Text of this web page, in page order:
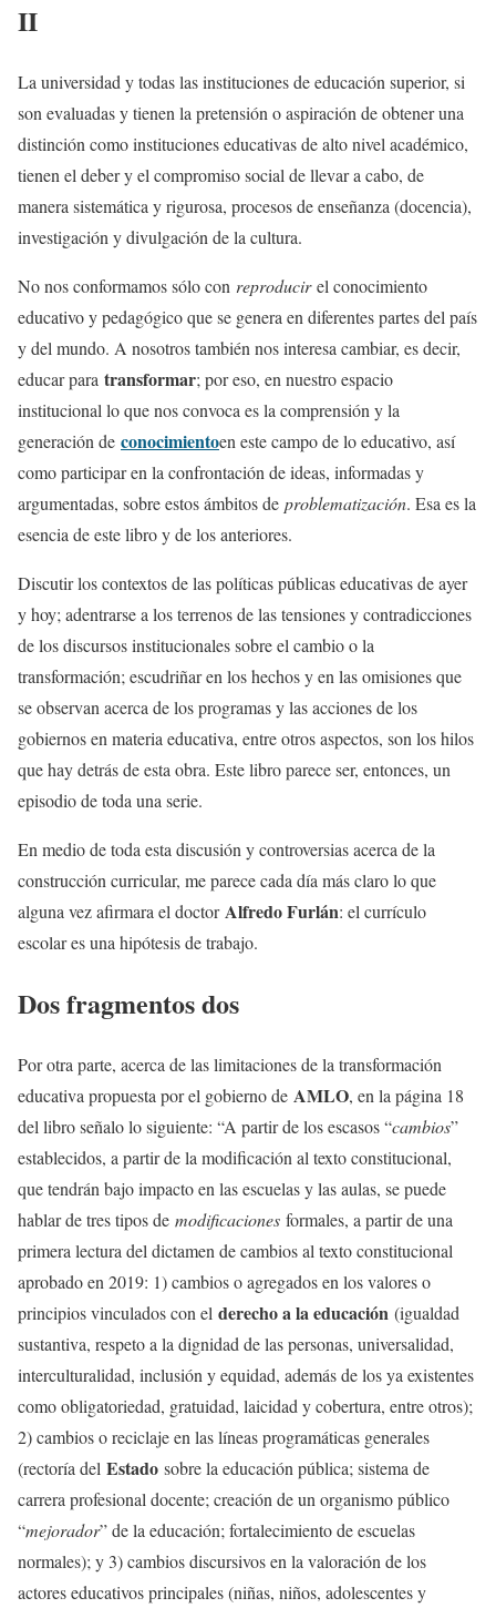
II
La universidad y todas las instituciones de educación superior, si
son evaluadas y tienen la pretensión o aspiración de obtener una
distinción como instituciones educativas de alto nivel académico,
tienen el deber y el compromiso social de llevar a cabo, de
manera sistemática y rigurosa, procesos de enseñanza (docencia),
investigación y divulgación de la cultura.
No nos conformamos sólo con reproducirel conocimiento
educativo y pedagógico que se genera en diferentes partes del país
y del mundo. A nosotros también nos interesa cambiar, es decir,
educar para transformar; por eso, en nuestro espacio
institucional lo que nos convoca es la comprensión y la
generación de conocimientoen este campo de lo educativo, así
como participar en la confrontación de ideas, informadas y
argumentadas, sobre estos ámbitos de problematización. Esa es la
esencia de este libro y de los anteriores.
Discutir los contextos de las políticas públicas educativas de ayer
y hoy; adentrarse a los terrenos de las tensiones y contradicciones
de los discursos institucionales sobre el cambio o la
transformación; escudriñar en los hechos y en las omisiones que
se observan acerca de los programas y las acciones de los
gobiernos en materia educativa, entre otros aspectos, son los hilos
que hay detrás de esta obra. Este libro parece ser, entonces, un
episodio de toda una serie.
En medio de toda esta discusión y controversias acerca de la
construcción curricular, me parece cada día más claro lo que
alguna vez afirmara el doctorAlfredo Furlán: el currículo
escolar es una hipótesis de trabajo.
Dos fragmentos dos
Por otra parte, acerca de las limitaciones de la transformación
educativa propuesta por el gobierno de AMLO, en la página 18
del libro señalo lo siguiente: “A partir de los escasos “cambios”
establecidos, a partir de la modificación al texto constitucional,
que tendrán bajo impacto en las escuelas y las aulas, se puede
hablar de tres tipos de modificaciones formales, a partir de una
primera lectura del dictamen de cambios al texto constitucional
aprobado en 2019: 1) cambios o agregados en los valores o
principios vinculados con el derecho a la educación (igualdad
sustantiva, respeto a la dignidad de las personas, universalidad,
interculturalidad, inclusión y equidad, además de los ya existentes
como obligatoriedad, gratuidad, laicidad y cobertura, entre otros);
2) cambios o reciclaje en las líneas programáticas generales
(rectoría del Estado sobre la educación pública; sistema de
carrera profesional docente; creación de un organismo público
“mejorador” de la educación; fortalecimiento de escuelas
normales); y 3) cambios discursivos en la valoración de los
actores educativos principales (niñas, niños, adolescentes y